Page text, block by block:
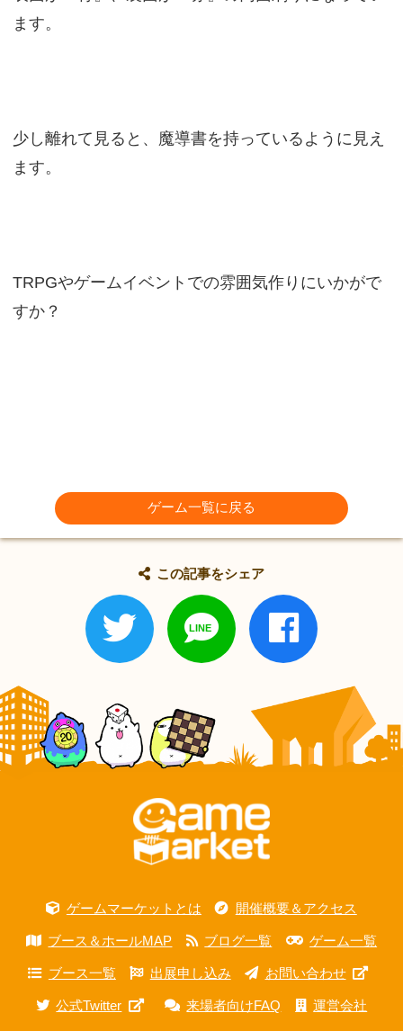
ます。
少し離れて見ると、魔導書を持っているように見え
ます。
TRPGやゲームイベントでの雰囲気作りにいかがで
すか？
ゲーム一覧に戻る
この記事をシェア
ゲームマーケットとは 開催概要＆アクセス
ブース＆ホールMAP ブログ一覧 ゲーム一覧
ブース一覧 出展申し込み お問い合わせ
公式Twitter 来場者向けFAQ 運営会社